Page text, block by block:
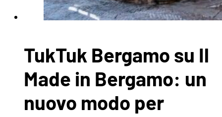
TukTuk Bergamo su Il
Made in Bergamo: un
nuovo modo per